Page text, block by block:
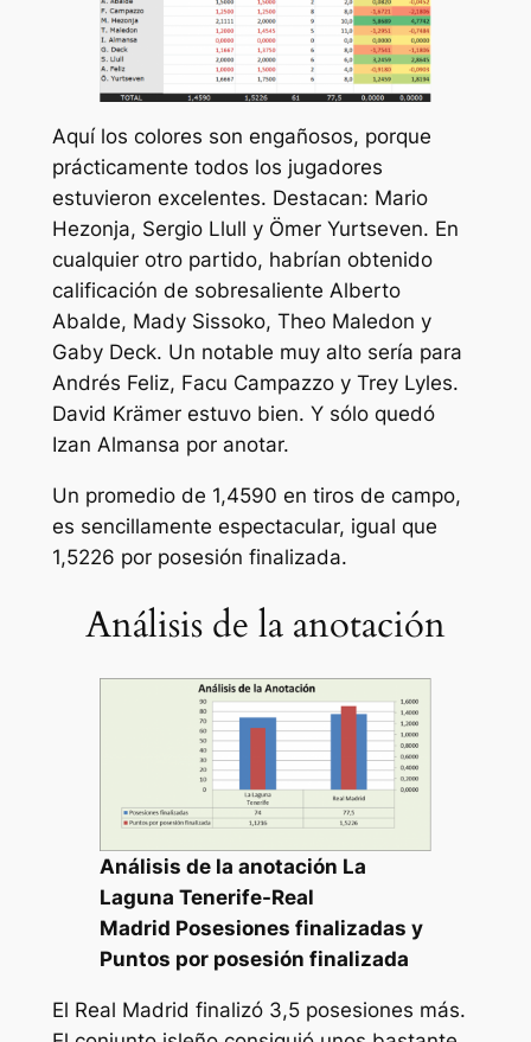
Aquí los colores son engañosos, porque
prácticamente todos los jugadores
estuvieron excelentes. Destacan: Mario
Hezonja, Sergio Llull y Ömer Yurtseven. En
cualquier otro partido, habrían obtenido
calificación de sobresaliente Alberto
Abalde, Mady Sissoko, Theo Maledon y
Gaby Deck. Un notable muy alto sería para
Andrés Feliz, Facu Campazzo y Trey Lyles.
David Krämer estuvo bien. Y sólo quedó
Izan Almansa por anotar.
Un promedio de 1,4590 en tiros de campo,
es sencillamente espectacular, igual que
1,5226 por posesión finalizada.
Análisis de la anotación
Análisis de la anotación La
Laguna Tenerife-Real
Madrid Posesiones finalizadas y
Puntos por posesión finalizada
El Real Madrid finalizó 3,5 posesiones más.